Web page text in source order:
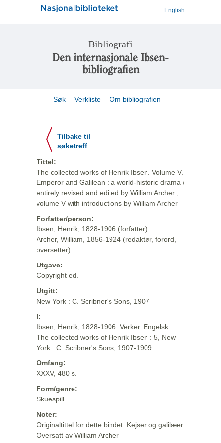
English
Bibliografi
Den internasjonale Ibsen-
bibliografien
Søk Verkliste Om bibliografien
Tilbake til
søketreff
Tittel:
The collected works of Henrik Ibsen. Volume V.
Emperor and Galilean : a world-historic drama /
entirely revised and edited by William Archer ;
volume V with introductions by William Archer
Forfatter/person:
Ibsen, Henrik, 1828-1906 (forfatter)
Archer, William, 1856-1924 (redaktør, forord,
oversetter)
Utgave:
Copyright ed.
Utgitt:
New York : C. Scribner's Sons, 1907
I:
Ibsen, Henrik, 1828-1906: Verker. Engelsk :
The collected works of Henrik Ibsen : 5, New
York : C. Scribner's Sons, 1907-1909
Omfang:
XXXV, 480 s.
Form/genre:
Skuespill
Noter:
Originaltittel for dette bindet: Kejser og galilæer.
Oversatt av William Archer